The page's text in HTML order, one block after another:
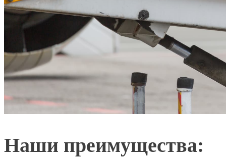
Наши преимущества: